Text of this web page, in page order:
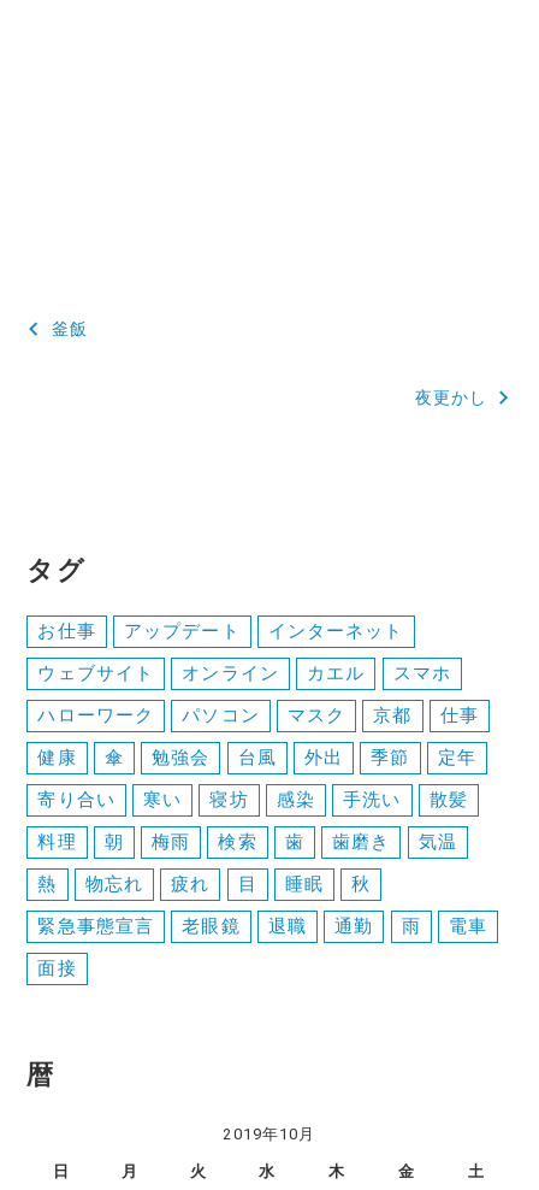
投
シ
ョ
ン
釜飯
夜更かし
タグ
お仕事 アップデート
インターネット
ウェブサイト
オンライン カエル
スマホ
ハローワーク
パソコン マスク 京都
仕事
健康
傘 勉強会 台風 外出 季節
定年
寄り合い
寒い 寝坊 感染 手洗い
散髪
料理
朝 梅雨 検索 歯 歯磨き
気温
熱
物忘れ 疲れ 目 睡眠
秋
緊急事態宣言
老眼鏡 退職 通勤 雨
電車
面接
暦
2019年10月
日 月 火 水 木 金 土